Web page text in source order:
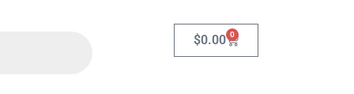
$0.00 0
Carrito